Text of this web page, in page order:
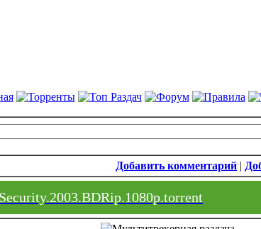
Добавить комментарий |